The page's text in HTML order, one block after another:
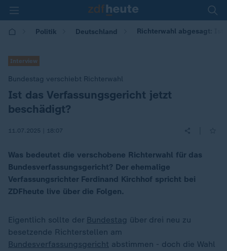
Politik Deutschland Richterwahl abgesagt: Ist
Interview
Bundestag verschiebt Richterwahl
:
Ist das Verfassungsgericht jetzt
beschädigt?
11.07.2025 | 18:07
Was bedeutet die verschobene Richterwahl für das
Bundesverfassungsgericht? Der ehemalige
Verfassungsrichter Ferdinand Kirchhof spricht bei
ZDFheute live über die Folgen.
Eigentlich sollte der Bundestag über drei neu zu
besetzende Richterstellen am
Bundesverfassungsgericht abstimmen - doch die Wahl